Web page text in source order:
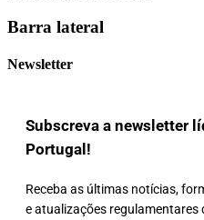
Barra lateral
Newsletter
Subscreva a newsletter
Portugal!
Receba as últimas notícias,
e atualizações regulamentares